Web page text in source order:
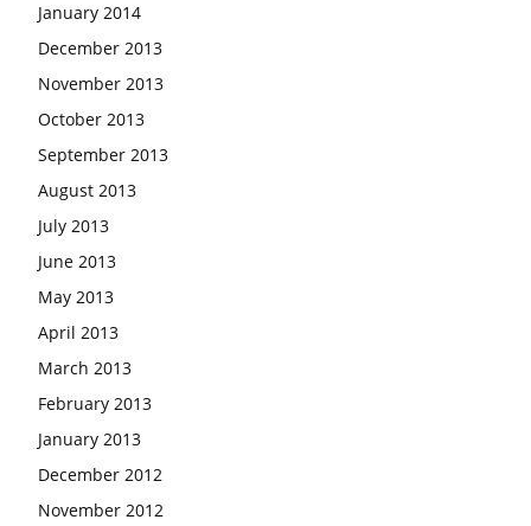
January 2014
December 2013
November 2013
October 2013
September 2013
August 2013
July 2013
June 2013
May 2013
April 2013
March 2013
February 2013
January 2013
December 2012
November 2012